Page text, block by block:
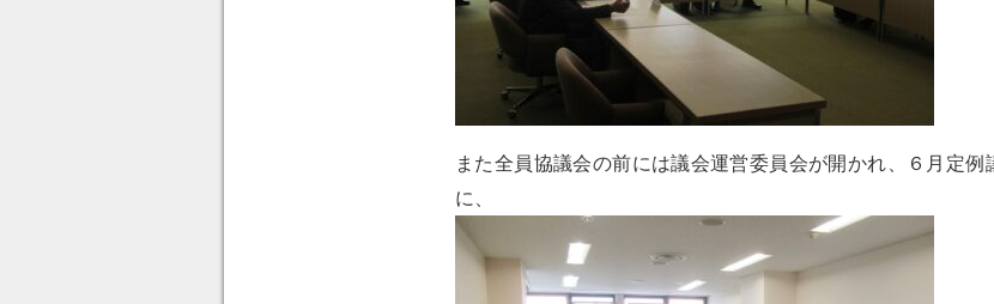
また全員協議会の前には議会運営委員会が開かれ、６月定
に、